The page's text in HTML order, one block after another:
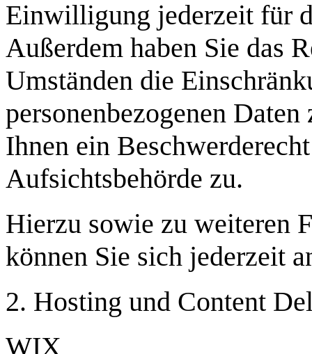
Einwilligung jederzeit für
Außerdem haben Sie das
Umständen die
personenbezogenen
Ihnen ein
Aufsichtsbehörde zu.
Hierzu sowie zu weiteren
können Sie sich jederzeit
2. Hosting und Content
WIX